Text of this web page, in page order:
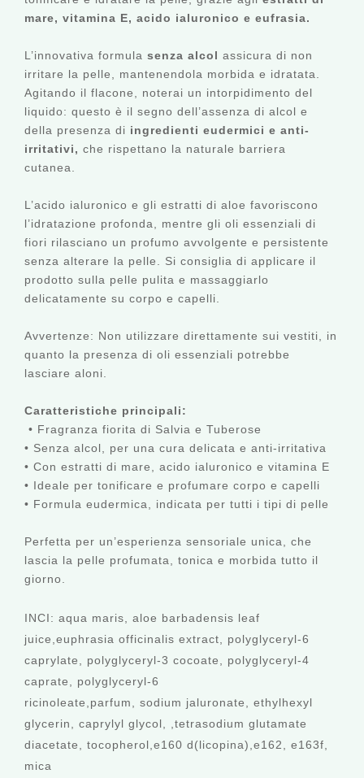
mare, vitamina E, acido ialuronico e eufrasia.
L’innovativa formula senza alcol assicura di non
irritare la pelle, mantenendola morbida e idratata.
Agitando il flacone, noterai un intorpidimento del
liquido: questo è il segno dell’assenza di alcol e
della presenza di ingredienti eudermici e anti-
irritativi, che rispettano la naturale barriera
cutanea.
L’acido ialuronico e gli estratti di aloe favoriscono
l’idratazione profonda, mentre gli oli essenziali di
fiori rilasciano un profumo avvolgente e persistente
senza alterare la pelle. Si consiglia di applicare il
prodotto sulla pelle pulita e massaggiarlo
delicatamente su corpo e capelli.
Avvertenze: Non utilizzare direttamente sui vestiti, in
quanto la presenza di oli essenziali potrebbe
lasciare aloni.
Caratteristiche principali:
• Fragranza fiorita di Salvia e Tuberose
• Senza alcol, per una cura delicata e anti-irritativa
• Con estratti di mare, acido ialuronico e vitamina E
• Ideale per tonificare e profumare corpo e capelli
• Formula eudermica, indicata per tutti i tipi di pelle
Perfetta per un’esperienza sensoriale unica, che
lascia la pelle profumata, tonica e morbida tutto il
giorno.
INCI: aqua maris, aloe barbadensis leaf
juice,euphrasia officinalis extract, polyglyceryl-6
caprylate, polyglyceryl-3 cocoate, polyglyceryl-4
caprate, polyglyceryl-6
ricinoleate,parfum, sodium jaluronate, ethylhexyl
glycerin, caprylyl glycol, ,tetrasodium glutamate
diacetate, tocopherol,e160 d(licopina),e162, e163f,
mica